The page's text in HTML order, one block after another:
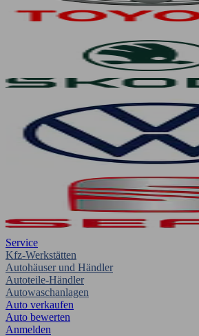
Service
Kfz-Werkstätten
Autohäuser und Händler
Autoteile-Händler
Autowaschanlagen
Auto verkaufen
Auto bewerten
Anmelden